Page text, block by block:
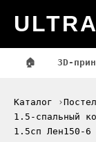
🏠 3D-
Каталог
1.5-спальный
1.5сп Лен150-6